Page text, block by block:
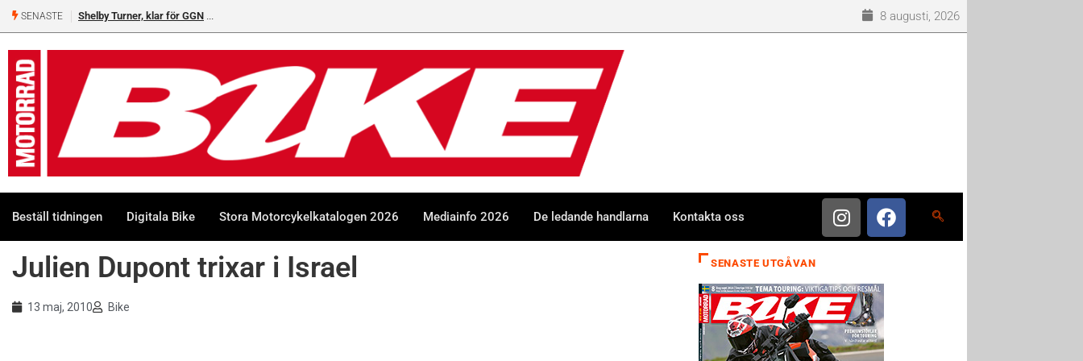
SENASTE Shelby Turner, klar för GGN 8 augusti, 2026
Beställ tidningen Digitala Bike Stora Motorcykelkatalogen 2026 Mediainfo 2026 De ledande handlarna Kontakta oss
Julien Dupont trixar i Israel
13 maj, 2010 Bike
SENASTE UTGÅVAN